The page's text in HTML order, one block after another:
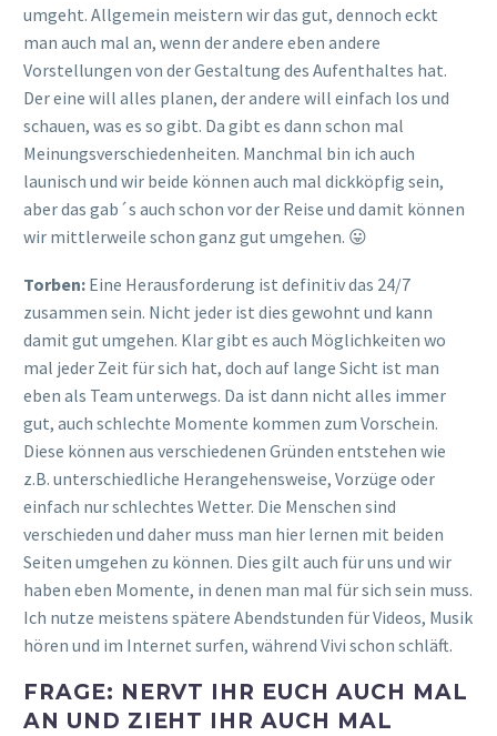
umgeht. Allgemein meistern wir das gut, dennoch eckt
man auch mal an, wenn der andere eben andere
Vorstellungen von der Gestaltung des Aufenthaltes hat.
Der eine will alles planen, der andere will einfach los und
schauen, was es so gibt. Da gibt es dann schon mal
Meinungsverschiedenheiten. Manchmal bin ich auch
launisch und wir beide können auch mal dickköpfig sein,
aber das gab´s auch schon vor der Reise und damit können
wir mittlerweile schon ganz gut umgehen. 😛
Torben: Eine Herausforderung ist definitiv das 24/7
zusammen sein. Nicht jeder ist dies gewohnt und kann
damit gut umgehen. Klar gibt es auch Möglichkeiten wo
mal jeder Zeit für sich hat, doch auf lange Sicht ist man
eben als Team unterwegs. Da ist dann nicht alles immer
gut, auch schlechte Momente kommen zum Vorschein.
Diese können aus verschiedenen Gründen entstehen wie
z.B. unterschiedliche Herangehensweise, Vorzüge oder
einfach nur schlechtes Wetter. Die Menschen sind
verschieden und daher muss man hier lernen mit beiden
Seiten umgehen zu können. Dies gilt auch für uns und wir
haben eben Momente, in denen man mal für sich sein muss.
Ich nutze meistens spätere Abendstunden für Videos, Musik
hören und im Internet surfen, während Vivi schon schläft.
FRAGE: NERVT IHR EUCH AUCH MAL
AN UND ZIEHT IHR AUCH MAL